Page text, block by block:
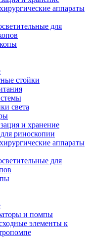
аппараты
для
стойки
света
и хранение
риноскопии
аппараты
для
и помпы
элементы к